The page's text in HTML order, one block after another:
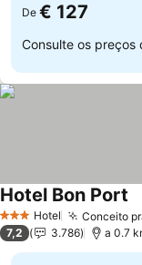
De € 127
Consulte os preços
3 EstrelasHotel Conceito
Hotel Bon Port
7,2 3.786 a 0.7